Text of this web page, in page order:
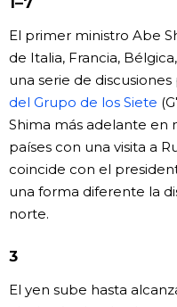
Noticias
Datos de Japón
Fragmentos de Japón
Gente
El primer ministro Abe
de Italia, Francia,
una serie de
del Grupo de los Siete
Shima más adelante en
países con una visita a
coincide con el
una forma diferente la
norte.
3
El yen sube hasta